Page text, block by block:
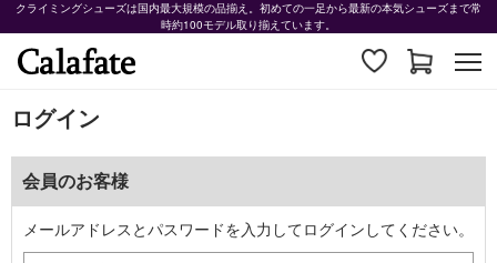
クライミングシューズは国内最大規模の品揃え。初めての一足から最新の本気シューズまで常
時約100モデル取り揃えています。
ログイン
会員のお客様
メールアドレスとパスワードを入力してログインしてください。